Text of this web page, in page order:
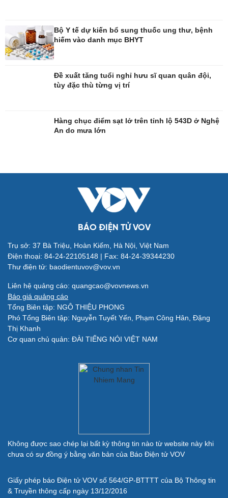
Văn hóa
Âm nhạc
Nghệ sĩ
Thời trang
Tư vấn
Bộ Y tế dự kiến bổ sung thuốc ung thư, bệnh
hiếm vào danh mục BHYT
Đề xuất tăng tuổi nghỉ hưu sĩ quan quân đội,
tùy đặc thù từng vị trí
Hàng chục điểm sạt lở trên tỉnh lộ 543D ở Nghệ
An do mưa lớn
BÁO ĐIỆN TỬ VOV
Trụ sở: 37 Bà Triệu, Hoàn Kiếm, Hà Nội, Việt Nam
Điện thoại: 84-24-22105148 | Fax: 84-24-39344230
Thư điện tử: baodientuvov@vov.vn
Liên hệ quảng cáo: quangcao@vovnews.vn
Báo giá quảng cáo
Tổng Biên tập: NGÔ THIỆU PHONG
Phó Tổng Biên tập: Nguyễn Tuyết Yến, Phạm Công Hân, Đặng
Thị Khanh
Cơ quan chủ quản: ĐÀI TIẾNG NÓI VIỆT NAM
Không được sao chép lại bất kỳ thông tin nào từ website này khi
chưa có sự đồng ý bằng văn bản của Báo Điện tử VOV
Giấy phép báo Điện tử VOV số 564/GP-BTTTT của Bộ Thông tin
& Truyền thông cấp ngày 13/12/2016